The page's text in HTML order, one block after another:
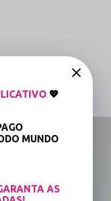
💖
MUNDO
AS